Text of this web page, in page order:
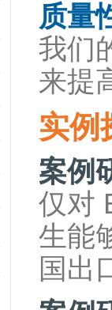
质量
我们
来提
实例
案例
仅对
生能
国出